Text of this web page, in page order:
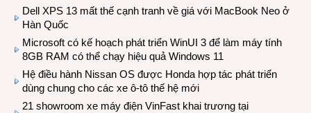
Dell XPS 13 mất thế cạnh tranh về giá với MacBook Neo ở
Hàn Quốc
Microsoft có kế hoạch phát triển WinUI 3 để làm máy tính
8GB RAM có thể chạy hiệu quả Windows 11
Hệ điều hành Nissan OS được Honda hợp tác phát triển
dùng chung cho các xe ô-tô thế hệ mới
21 showroom xe máy điện VinFast khai trương tại